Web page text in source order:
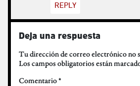
REPLY
Deja una respuesta
Tu dirección de correo electrónico no
Los campos obligatorios están
Comentario*